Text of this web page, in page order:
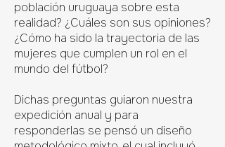
población uruguaya sobre esta
realidad? ¿Cuáles son sus opiniones?
¿Cómo ha sido la trayectoria de las
mujeres que cumplen un rol en el
mundo del fútbol?
Dichas preguntas guiaron nuestra
expedición anual y para
responderlas se pensó un diseño